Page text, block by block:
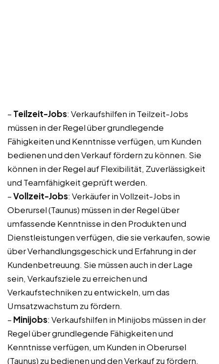
– Teilzeit-Jobs: Verkaufshilfen in Teilzeit-Jobs
müssen in der Regel über grundlegende
Fähigkeiten und Kenntnisse verfügen, um Kunden
bedienen und den Verkauf fördern zu können. Sie
können in der Regel auf Flexibilität, Zuverlässigkeit
und Teamfähigkeit geprüft werden.
–Vollzeit-Jobs: Verkäufer in Vollzeit-Jobs in
Oberursel (Taunus) müssen in der Regel über
umfassende Kenntnisse in den Produkten und
Dienstleistungen verfügen, die sie verkaufen, sowie
über Verhandlungsgeschick und Erfahrung in der
Kundenbetreuung. Sie müssen auch in der Lage
sein, Verkaufsziele zu erreichen und
Verkaufstechniken zu entwickeln, um das
Umsatzwachstum zu fördern.
– Minijobs: Verkaufshilfen in Minijobs müssen in der
Regel über grundlegende Fähigkeiten und
Kenntnisse verfügen, um Kunden in Oberursel
(Taunus) zu bedienen und den Verkauf zu fördern.